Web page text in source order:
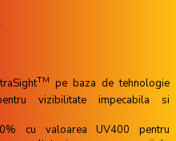
TM pe baza de tehnologie
vizibilitate impecabila si
cu valoarea UV400 pentru